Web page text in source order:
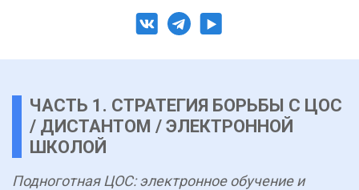
ЧАСТЬ 1. СТРАТЕГИЯ БОРЬБЫ С ЦОС
/ ДИСТАНТОМ / ЭЛЕКТРОННОЙ
ШКОЛОЙ
Подноготная ЦОС: электронное обучение и